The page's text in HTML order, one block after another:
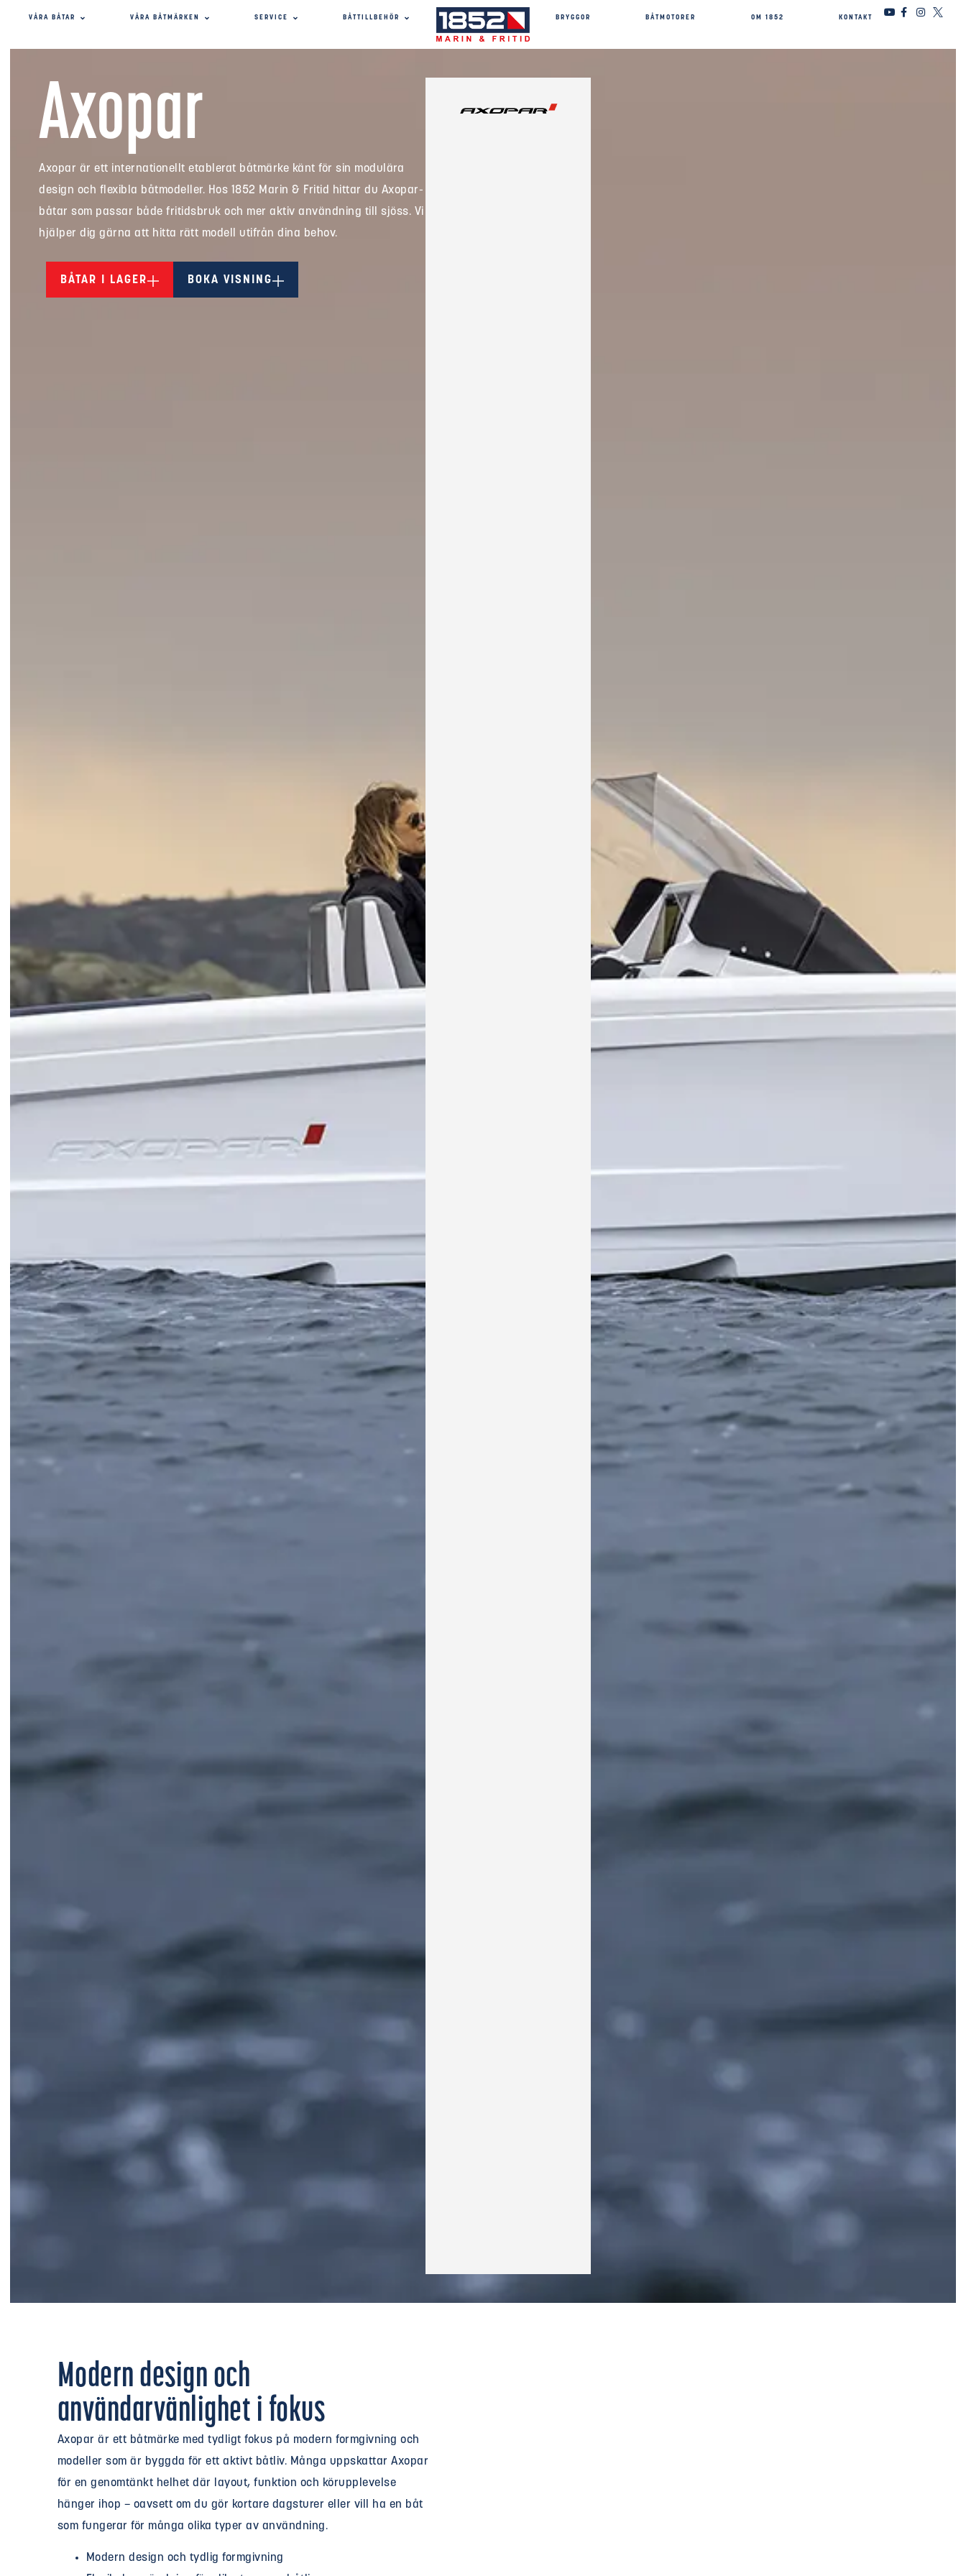
VÅRA BÅTAR VÅRA BÅTMÄRKEN SERVICE BÅTTILLBEHÖR BRYGGOR BÅTMOTORER OM 1852 KONTAKT
Axopar
Axopar är ett internationellt etablerat båtmärke känt för sin modulära
design och flexibla båtmodeller. Hos 1852 Marin & Fritid hittar du Axopar-
båtar som passar både fritidsbruk och mer aktiv användning till sjöss. Vi
hjälper dig gärna att hitta rätt modell utifrån dina behov.
BÅTAR I LAGER BOKA VISNING
Modern design och
användarvänlighet i fokus
Axopar är ett båtmärke med tydligt fokus på modern formgivning och
modeller som är byggda för ett aktivt båtliv. Många uppskattar Axopar
för en genomtänkt helhet där layout, funktion och körupplevelse
hänger ihop – oavsett om du gör kortare dagsturer eller vill ha en båt
som fungerar för många olika typer av användning.
Modern design och tydlig formgivning